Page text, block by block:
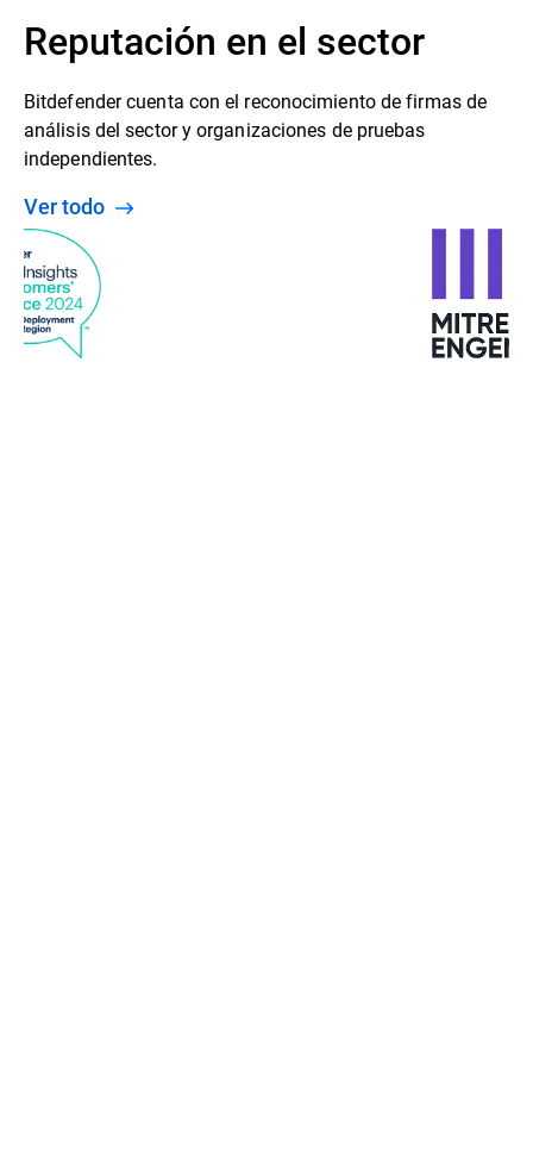
Reputación en el sector
Bitdefender cuenta con el reconocimiento de firmas de
análisis del sector y organizaciones de pruebas
independientes.
Ver todo